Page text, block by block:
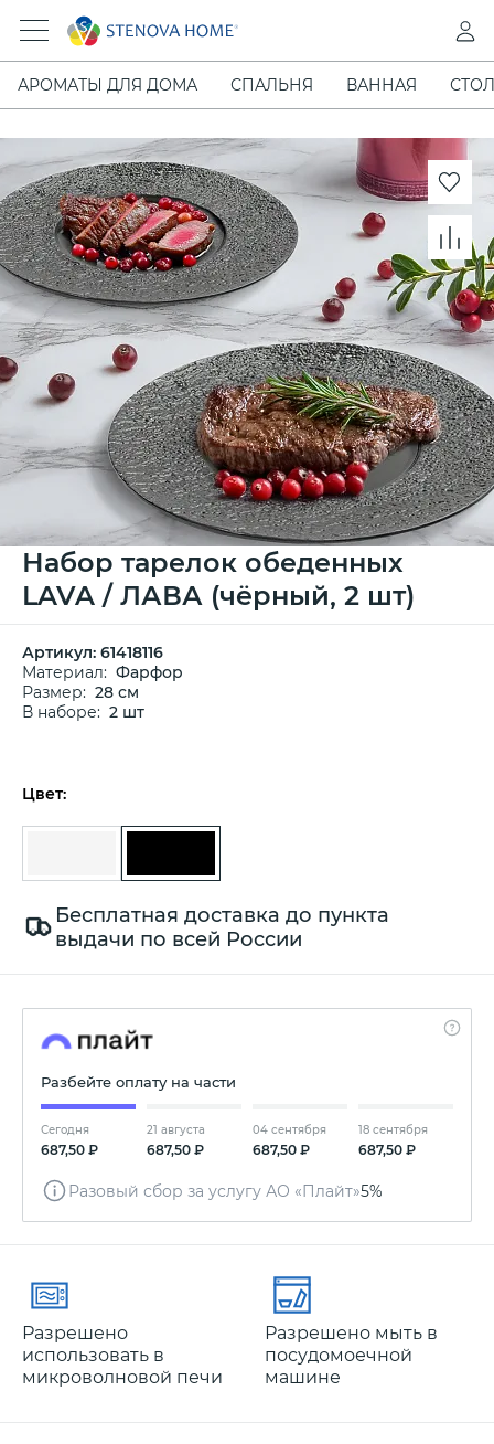
АРОМАТЫ ДЛЯ ДОМА СПАЛЬНЯ ВАННАЯ
Набор тарелок обеденных
LAVA / ЛАВА (чёрный, 2 шт)
Артикул: 61418116
Материал: Фарфор
Размер: 28 см
В наборе: 2 шт
Цвет:
Бесплатная доставка до пункта
выдачи по всей России
Разбейте оплату на части
Сегодня
687,50 ₽
21 августа
687,50 ₽
04 сентября
687,50 ₽
18 сентября
687,50 ₽
Разовый сбор за услугу АО «Плайт»5%
Разрешено
использовать в
микроволновой печи
Разрешено мыть в
посудомоечной
машине